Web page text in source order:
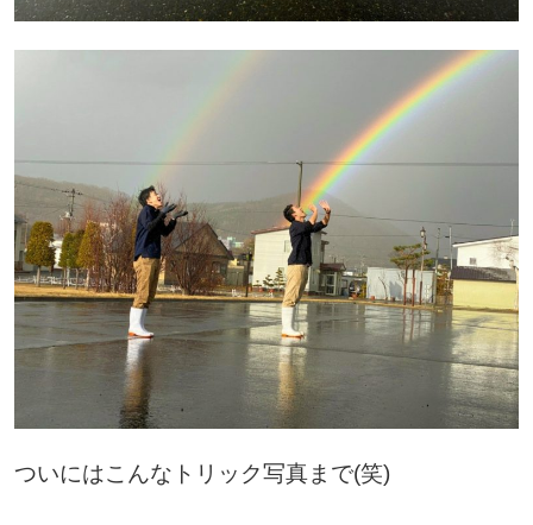
ついにはこんなトリック写真まで(笑)